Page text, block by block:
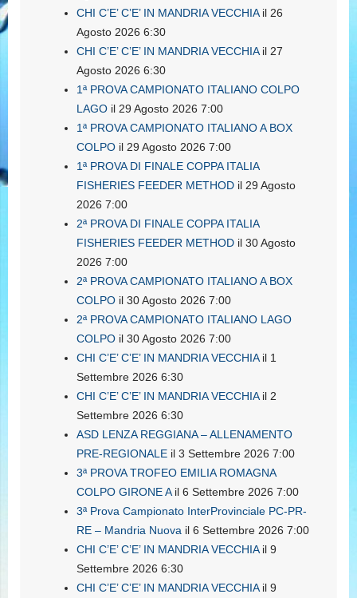
CHI C’E’ C’E’ IN MANDRIA VECCHIAil 26
Agosto 2026 6:30
CHI C’E’ C’E’ IN MANDRIA VECCHIAil 27
Agosto 2026 6:30
1ª PROVA CAMPIONATO ITALIANO COLPO
LAGO il 29 Agosto 2026 7:00
1ª PROVA CAMPIONATO ITALIANO A BOX
COLPO il 29 Agosto 2026 7:00
1ª PROVA DI FINALE COPPA ITALIA
FISHERIES FEEDER METHOD il 29 Agosto
2026 7:00
2ª PROVA DI FINALE COPPA ITALIA
FISHERIES FEEDER METHOD il 30 Agosto
2026 7:00
2ª PROVA CAMPIONATO ITALIANO A BOX
COLPO il 30 Agosto 2026 7:00
2ª PROVA CAMPIONATO ITALIANO LAGO
COLPO il 30 Agosto 2026 7:00
CHI C’E’ C’E’ IN MANDRIA VECCHIAil 1
Settembre 2026 6:30
CHI C’E’ C’E’ IN MANDRIA VECCHIAil 2
Settembre 2026 6:30
ASD LENZA REGGIANA – ALLENAMENTO
PRE-REGIONALE il 3 Settembre 2026 7:00
3ª PROVA TROFEO EMILIA ROMAGNA
COLPO GIRONE Ail 6 Settembre 2026 7:00
3ª Prova Campionato InterProvinciale PC-PR-
RE – Mandria Nuova il 6 Settembre 2026 7:00
CHI C’E’ C’E’ IN MANDRIA VECCHIAil 9
Settembre 2026 6:30
CHI C’E’ C’E’ IN MANDRIA VECCHIAil 9